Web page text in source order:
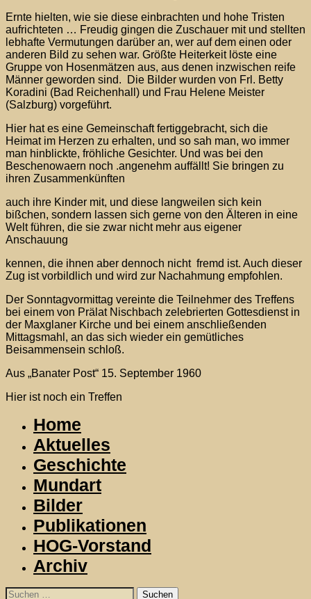
Ernte hielten, wie sie diese einbrachten und hohe Tristen
aufrichteten … Freudig gingen die Zuschauer mit und stellten
lebhafte Vermutungen darüber an, wer auf dem einen oder
anderen Bild zu sehen war. Größte Heiterkeit löste eine
Gruppe von Hosenmätzen aus, aus denen inzwischen reife
Männer geworden sind. Die Bilder wurden von Frl. Betty
Koradini (Bad Reichenhall) und Frau Helene Meister
(Salzburg) vorgeführt.
Hier hat es eine Gemeinschaft fertiggebracht, sich die
Heimat im Herzen zu erhalten, und so sah man, wo immer
man hinblickte, fröhliche Gesichter. Und was bei den
Beschenowaern noch .angenehm auffällt! Sie bringen zu
ihren Zusammenkünften
auch ihre Kinder mit, und diese langweilen sich kein
bißchen, sondern lassen sich gerne von den Älteren in eine
Welt führen, die sie zwar nicht mehr aus eigener
Anschauung
kennen, die ihnen aber dennoch nicht fremd ist. Auch dieser
Zug ist vorbildlich und wird zur Nachahmung empfohlen.
Der Sonntagvormittag vereinte die Teilnehmer des Treffens
bei einem von Prälat Nischbach zelebrierten Gottesdienst in
der Maxglaner Kirche und bei einem anschließenden
Mittagsmahl, an das sich wieder ein gemütliches
Beisammensein schloß.
Aus „Banater Post“ 15. September 1960
Hier ist noch ein Treffen
Home
Aktuelles
Geschichte
Mundart
Bilder
Publikationen
HOG-Vorstand
Archiv
Suchen